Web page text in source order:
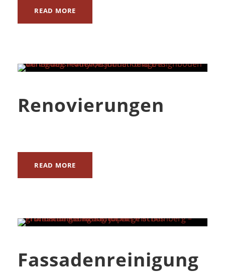
READ MORE
Renovierungen
READ MORE
Fassadenreinigung